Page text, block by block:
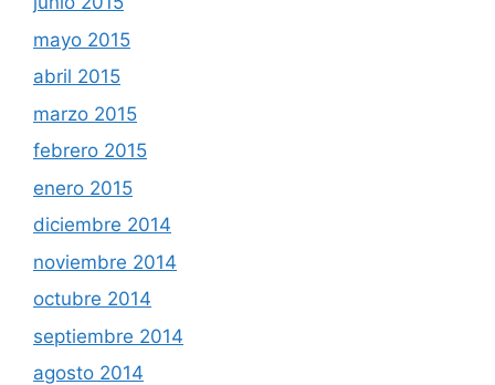
mayo 2015
abril 2015
marzo 2015
febrero 2015
enero 2015
diciembre 2014
noviembre 2014
octubre 2014
septiembre 2014
agosto 2014